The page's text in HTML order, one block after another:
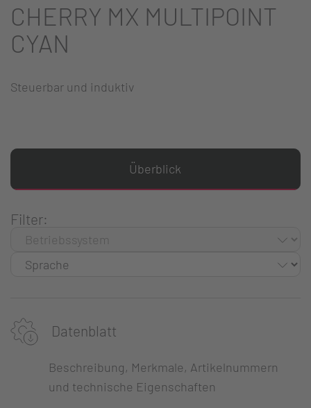
CHERRY MX MULTIPOINT
CYAN
Steuerbar und induktiv
Überblick
Filter:
Datenblatt
Beschreibung, Merkmale, Artikelnummern
und technische Eigenschaften